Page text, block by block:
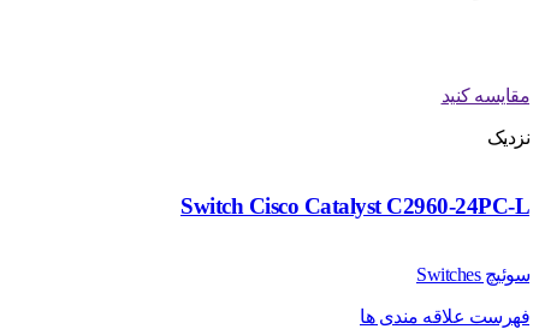
مقایسه کنید
نزدیک
Switch Cisco Catalyst C2960-24PC-L
سوئیچ Switches
فهرست علاقه مندی ها